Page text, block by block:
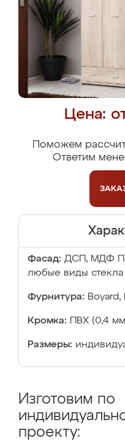
Цена:
Поможем
Ответим
Фасад: ДСП, МДФ
любые виды стекла
Фурнитура: Boyard,
Кромка: ПВХ (0,4
Размеры:
Изготовим по
проекту: